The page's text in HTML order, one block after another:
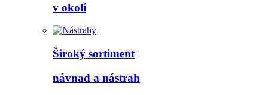
v okolí
Široký sortiment
návnad a nástrah